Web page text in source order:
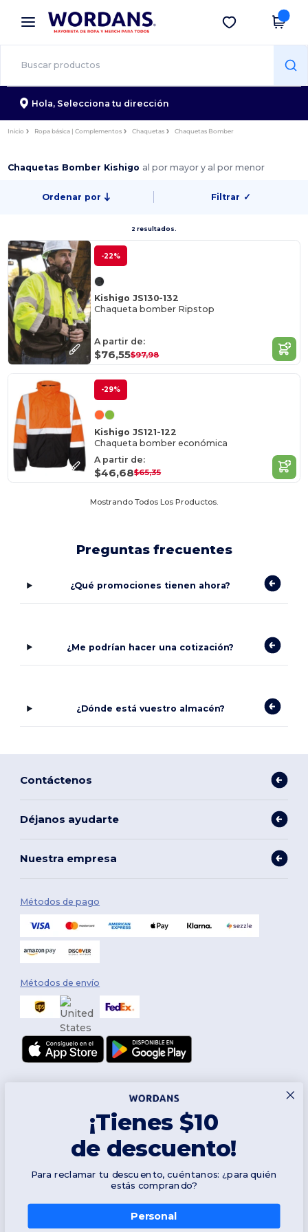
× App de Wordans
¡Mejores precios en app!
Descargar app
Hola, Selecciona tu dirección
Inicio Ropa básica | Complementos Chaquetas Chaquetas Bomber
Chaquetas Bomber Kishigo al por mayor y al por menor
Ordenar por Filtrar ✓
2 resultados.
-22%
Kishigo JS130-132
Chaqueta bomber Ripstop
A partir de:
$76,55$97,98
-29%
Kishigo JS121-122
Chaqueta bomber económica
A partir de:
$46,68$65,35
Mostrando Todos Los Productos.
Preguntas frecuentes
¿Qué promociones tienen ahora?
¿Me podrían hacer una cotización?
¿Dónde está vuestro almacén?
Contáctenos
Déjanos ayudarte
Nuestra empresa
Métodos de pago
Métodos de envío
2026. Todos los derechos reservados
¡Tienes $10
de descuento!
Para reclamar tu descuento, cuéntanos: ¿para quién
estás comprando?
Personal